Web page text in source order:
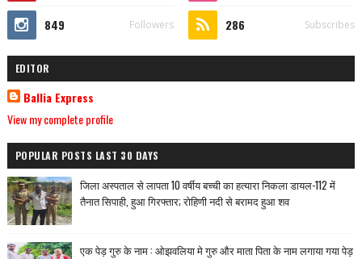
849 Followers 286 Subscribes
EDITOR
Ballia Express
View my complete profile
POPULAR POSTS LAST 30 DAYS
जिला अस्पताल से लापता 10 वर्षीय बच्ची का हत्यारा निकला डायल-112 में
तैनात सिपाही, हुआ गिरफ्तार; रोहिणी नदी से बरामद हुआ शव
एक पेड़ गुरु के नाम : ओझवलिया मे गुरु और माता पिता के नाम लगाया गया पेड़